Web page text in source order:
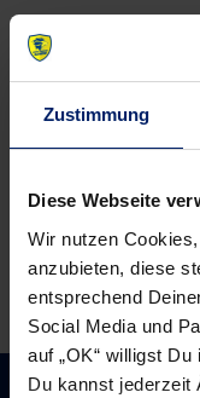
Zustimmung
Diese Webseite
Wir nutzen
anzubieten, diese
entsprechend
Social Media und
auf „OK“ willigst
Du kannst jederzeit
fällt